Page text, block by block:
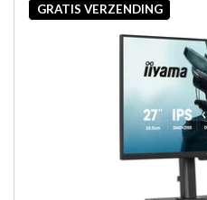
GRATIS VERZENDING